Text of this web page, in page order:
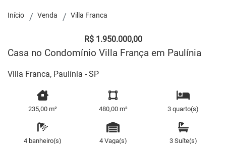
Início Venda Villa Franca
R$ 1.950.000,00
Casa no Condomínio Villa França em Paulínia
Villa Franca, Paulínia - SP
235,00 m² 480,00 m² 3 quarto(s)
4 banheiro(s) 4 Vaga(s) 3 Suíte(s)